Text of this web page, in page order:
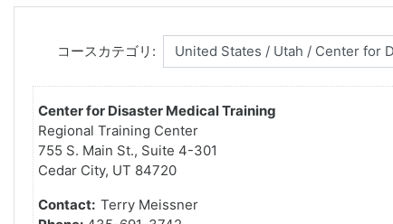
コースカテゴリ:
Center for Disaster Medical Training
Regional Training Center
755 S. Main St., Suite 4-301
Cedar City, UT 84720
Contact: Terry Meissner